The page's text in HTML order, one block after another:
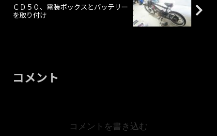
ＣＤ５０、電装ボックスとバッテリー
を取り付け
コメント
コメントを書き込む